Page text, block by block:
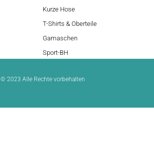
Kurze Hose
T-Shirts & Oberteile
Gamaschen
Sport-BH
© 2023 Alle Rechte vorbehalten